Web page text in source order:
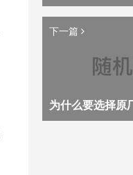
下一篇
为什么要选择原